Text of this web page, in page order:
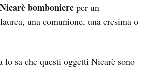
Nicarè bomboniere per un
una comunione, una cresima o
lo sa che questi oggetti Nicarè sono